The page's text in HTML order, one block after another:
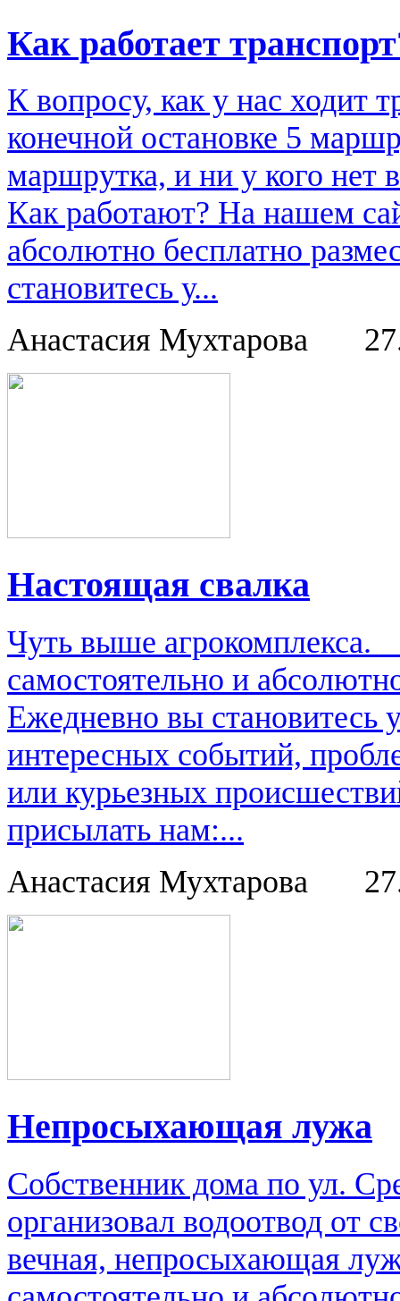
Как работает
К вопросу, как у нас ходит
конечной остановке 5
маршрутка, и ни у кого нет
Как работают? На нашем
абсолютно бесплатно
становитесь у...
Анастасия Мухтарова
Настоящая свалка
Чуть выше
самостоятельно и
Ежедневно вы становитесь
интересных событий,
или курьезных
присылать нам:...
Анастасия Мухтарова
Непросыхающая лужа
Собственник дома по ул.
организовал водоотвод от
вечная, непросыхающая